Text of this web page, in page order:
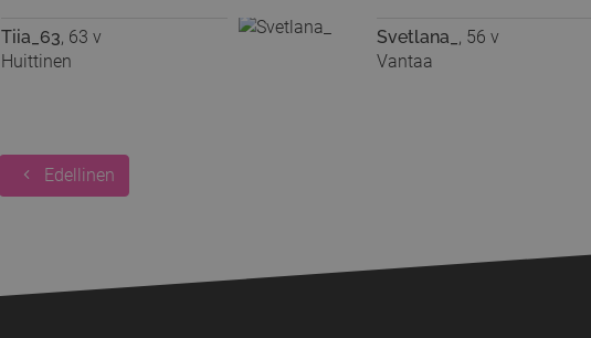
Tiia_63, 63 v
Huittinen
Svetlana_ , 56 v
Vantaa
Edellinen